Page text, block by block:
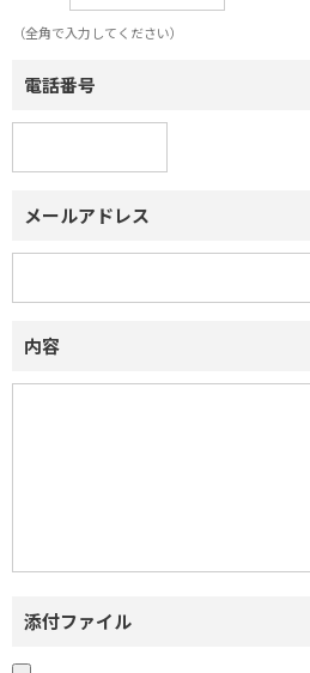
（全角で入力してください）
電話番号
メールアドレス
内容
添付ファイル